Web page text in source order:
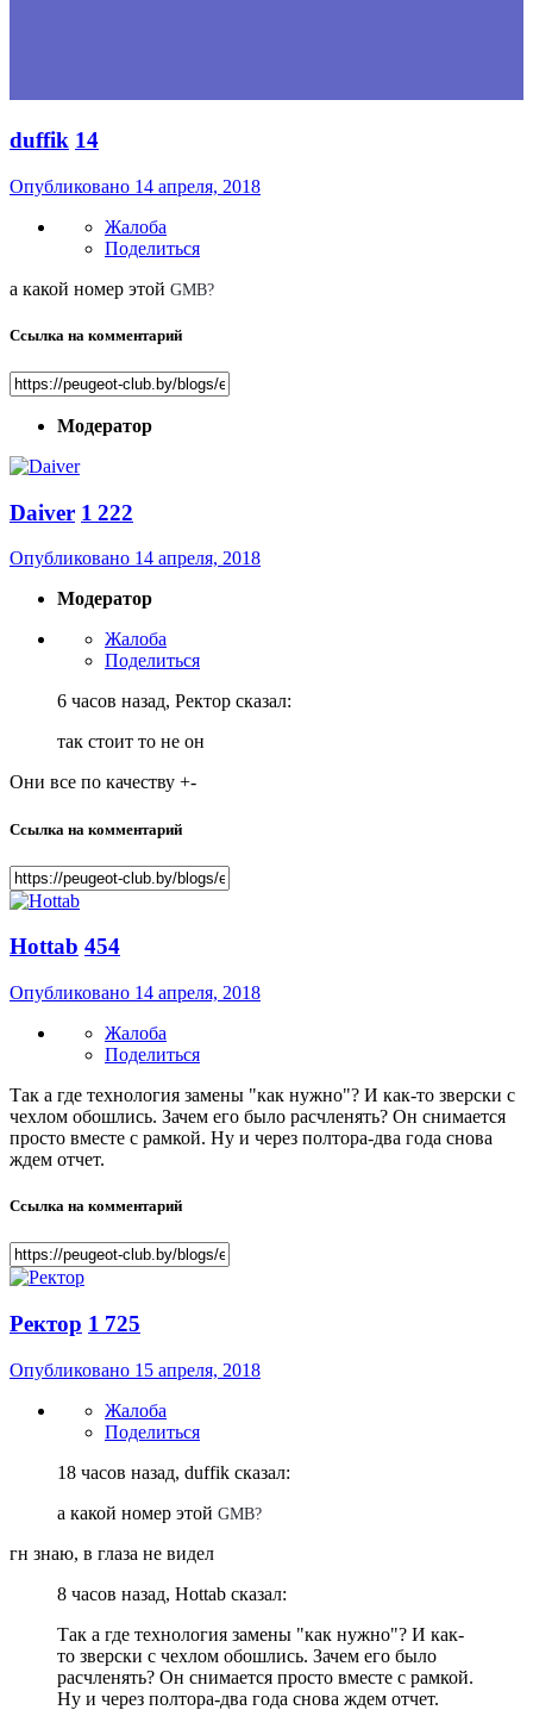
duffik 14
Опубликовано 14 апреля, 2018
Жалоба
Поделиться
а какой номер этой GMB?
Ссылка на комментарий
Модератор
Daiver 1 222
Опубликовано 14 апреля, 2018
Модератор
Жалоба
Поделиться
6 часов назад, Ректор сказал:
так стоит то не он
Они все по качеству +-
Ссылка на комментарий
Hottab 454
Опубликовано 14 апреля, 2018
Жалоба
Поделиться
Так а где технология замены "как нужно"? И как-то зверски с
чехлом обошлись. Зачем его было расчленять? Он снимается
просто вместе с рамкой. Ну и через полтора-два года снова
ждем отчет.
Ссылка на комментарий
Ректор 1 725
Опубликовано 15 апреля, 2018
Жалоба
Поделиться
18 часов назад, duffik сказал:
а какой номер этой GMB?
гн знаю, в глаза не видел
8 часов назад, Hottab сказал:
Так а где технология замены "как нужно"? И как-
то зверски с чехлом обошлись. Зачем его было
расчленять? Он снимается просто вместе с рамкой.
Ну и через полтора-два года снова ждем отчет.